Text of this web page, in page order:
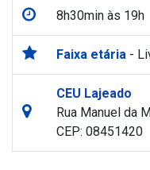
8h30min às 19h
Faixa etária -
CEU Lajeado
Rua Manuel da
CEP: 08451420